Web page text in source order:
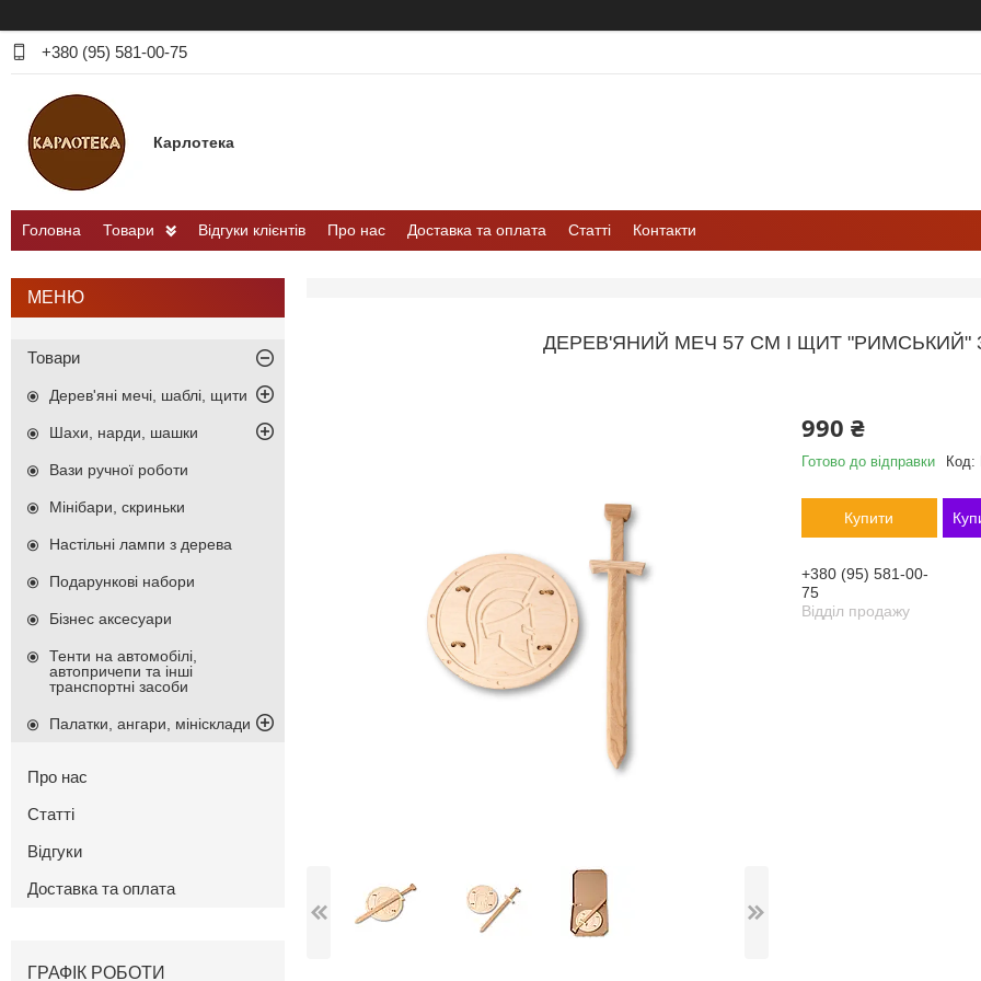
+380 (95) 581-00-75
Карлотека
Головна Товари Відгуки клієнтів Про нас Доставка та оплата Статті Контакти
ДЕРЕВ'ЯНИЙ МЕЧ 57 СМ І ЩИТ "РИМСЬКИЙ"
990 ₴
Готово до відправки Код:
Купити
+380 (95) 581-00-
75
Відділ продажу
Товари
Дерев'яні мечі, шаблі, щити
Шахи, нарди, шашки
Вази ручної роботи
Мінібари, скриньки
Настільні лампи з дерева
Подарункові набори
Бізнес аксесуари
Тенти на автомобілі,
автопричепи та інші
транспортні засоби
Палатки, ангари, мінісклади
Про нас
Статті
Відгуки
Доставка та оплата
ГРАФІК РОБОТИ